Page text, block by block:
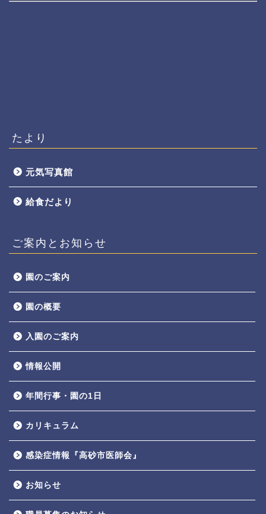
たより
元気写真館
給食だより
ご案内とお知らせ
園のご案内
園の概要
入園のご案内
情報公開
年間行事・園の1日
カリキュラム
感染症情報『高砂市医師会』
お知らせ